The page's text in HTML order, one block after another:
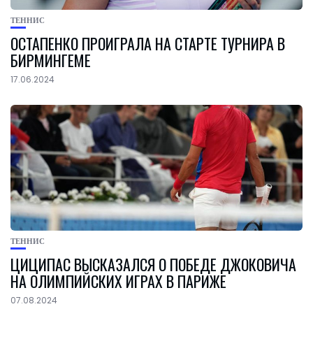
ТЕННИС
ОСТАПЕНКО ПРОИГРАЛА НА СТАРТЕ ТУРНИРА В
БИРМИНГЕМЕ
17.06.2024
ТЕННИС
ЦИЦИПАС ВЫСКАЗАЛСЯ О ПОБЕДЕ ДЖОКОВИЧА
НА ОЛИМПИЙСКИХ ИГРАХ В ПАРИЖЕ
07.08.2024